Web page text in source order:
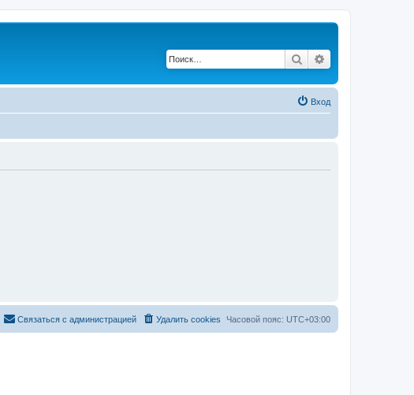
Поиск
Вход
Часовой пояс: UTC+03:00
Удалить cookies
Связаться с администрацией